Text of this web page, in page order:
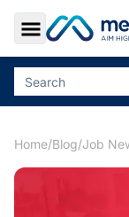
Toggle Sidebar
Home/Blog/Job